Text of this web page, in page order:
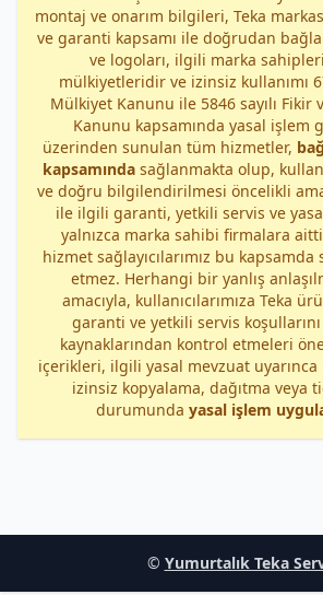
montaj ve onarım bilgileri, Teka
ve garanti kapsamı ile doğrudan
ve logoları, ilgili marka
mülkiyetleridir ve izinsiz kullanımı
Mülkiyet Kanunu ile 5846 sayılı Fikir
Kanunu kapsamında yasal işlem
üzerinden sunulan tüm hizmetler,
kapsamındasağlanmakta olup,
ve doğru bilgilendirilmesi öncelikli
ile ilgili garanti, yetkili servis ve
yalnızca marka sahibi firmalara
hizmet sağlayıcılarımız bu
etmez. Herhangi bir yanlış
amacıyla, kullanıcılarımıza Teka
garanti ve yetkili servis
kaynaklarından kontrol etmeleri
içerikleri, ilgili yasal mevzuat
izinsiz kopyalama, dağıtma veya
durumunda yasal işlem
© Yumurtalık Teka